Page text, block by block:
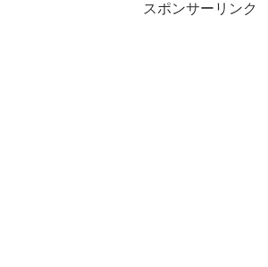
スポンサーリンク